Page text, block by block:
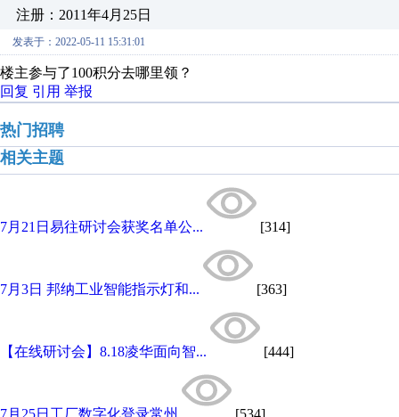
注册：2011年4月25日
发表于：2022-05-11 15:31:01
楼主参与了100积分去哪里领？
回复 引用 举报
热门招聘
相关主题
7月21日易往研讨会获奖名单公... [314]
7月3日 邦纳工业智能指示灯和... [363]
【在线研讨会】8.18凌华面向智... [444]
7月25日工厂数字化登录常州 [534]